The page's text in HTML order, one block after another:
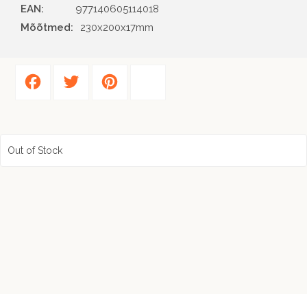
EAN
977140605114018
Mõõtmed:
230x200x17mm